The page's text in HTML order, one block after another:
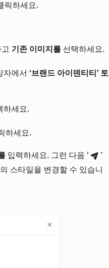
릭하세요.
기존 이미지를 선택하세요.
자에서 ‘브랜드 아이덴티티’ 토
하세요.
하세요.
입력하세요. 그런 다음 ‘ breezeSendIcon ’
스타일을 변경할 수 있습니